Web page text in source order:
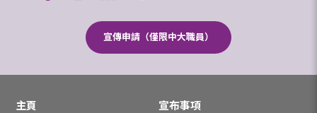
宣傳申請（僅限中大職員）
主頁
宣布事項